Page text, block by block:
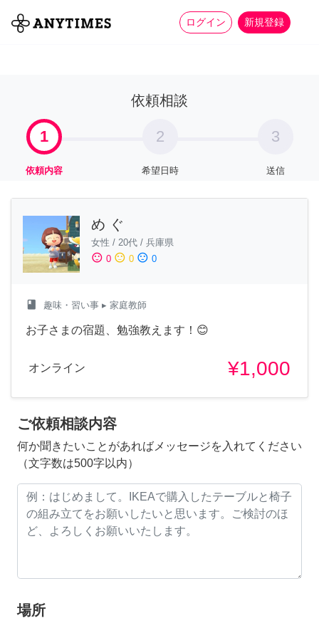
ログイン 新規登録
全て 家事 more_horiz
依頼相談
1
依頼内容
2
希望日時
3
送信
め ぐ
女性 / 20代 / 兵庫県
sentiment_satisfied 0 sentiment_neutral 0 sentiment_dissatisfied 0
class 趣味・習い事 ▸ 家庭教師
お子さまの宿題、勉強教えます！😊
オンライン ¥1,000
ご依頼相談内容
何か聞きたいことがあればメッセージを入れてください
（文字数は500字以内）
場所